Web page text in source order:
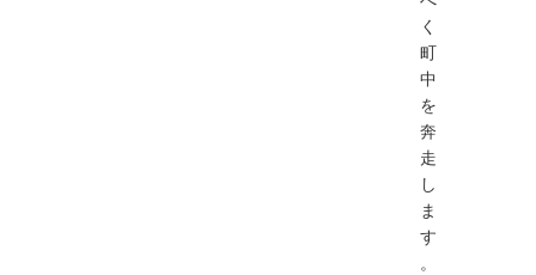
く
町
中
を
奔
走
し
ま
す
。